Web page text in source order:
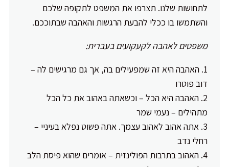
לתחושות שלנו. תצרפו את המשפט לתקופה שלכם
והשתמשו בו ככלי להבעת הרגשות והאהבה שבתוככם.
משפטים לאהבה לקעקועים בעברית:
האהבה היא זה שמפעילים בה, אך גם מרגישים לה –
דוב פוטרו
האהבה היא הכל – וכשאתה באהוב את כל הכל
מתהילים – נעמי שמר
אתה אהוב לאהוב עצמך. אתה פשוט נפלא בעיניי –
רחלי נדב
האהוב בתרבות הפולינזית – אומרים שהוא פיסת הלב